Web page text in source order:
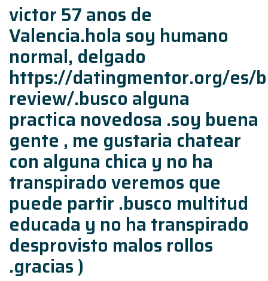
victor 57 anos de
Valencia.hola soy humano
normal, delgado
https://datingmentor.org/es/
review/.busco alguna
practica novedosa .soy buena
gente , me gustaria chatear
con alguna chica y no ha
transpirado veremos que
puede partir .busco multitud
educada y no ha transpirado
desprovisto malos rollos
.gracias )